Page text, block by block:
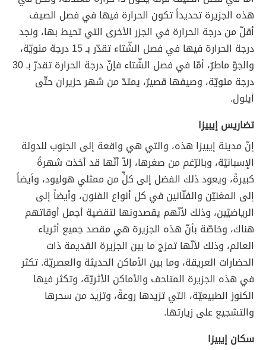
هذه الجزيرة تحديداً تكون الحرارة فيها في فصل الصيف
أقلّ من درجة الحرارة في الجزر الأخرى التي تحيط بها، ونجد
درجة الحرارة فيها في فصل الشّتاء تقدّر بـ 15 درجة مئويّة،
والجوّ ماطرٌ، أمّا في فصل الشّتاء فإنّ درجة الحرارة تقدرّ بـ 30
درجة مئويّة، وصيفها قصيرٌ، يمتدّ من شهر حزيران حتّى
أيلول.
تضاريس إيبيزا
إنّ مدينة إيبيزا هذه، والتي هي واقعة إلى الجنوب للدولة
الإسبانيّة، وبالرّغم من صغرها، إلاّ أنّها قد أخذت شهرةً
كبيرةً، ويعود ذلك الفضل إلى كلٍّ من ممثلي هوليود، وأيضاً
إلى المغنيّن والفنّانين في كل أنواع الفنون، وأيضاً إلى
الرياضيّين، وذلك لأنّهم يقصدونها لتقضية أجمل أوقاتهم
هناك، وخاصّة بأنّ هذه الجزيرة هي مقصد جميع أثرياء
العالم، وذلك لأنّها تمزج ما بين الجزيرة القديمة ذات
الحضارات العريقة، وما بين الأماكن الحديثة والعصريّة. تكثر
في هذه الجزيرة المتاحف والأماكن الأثريّة، وتكثر فيها
الكنوز الطبيعيّة، التي تزيدها روعةً، وتزيد من سحرها
والتشجيع على زيارتها.
سكان إيبيزا